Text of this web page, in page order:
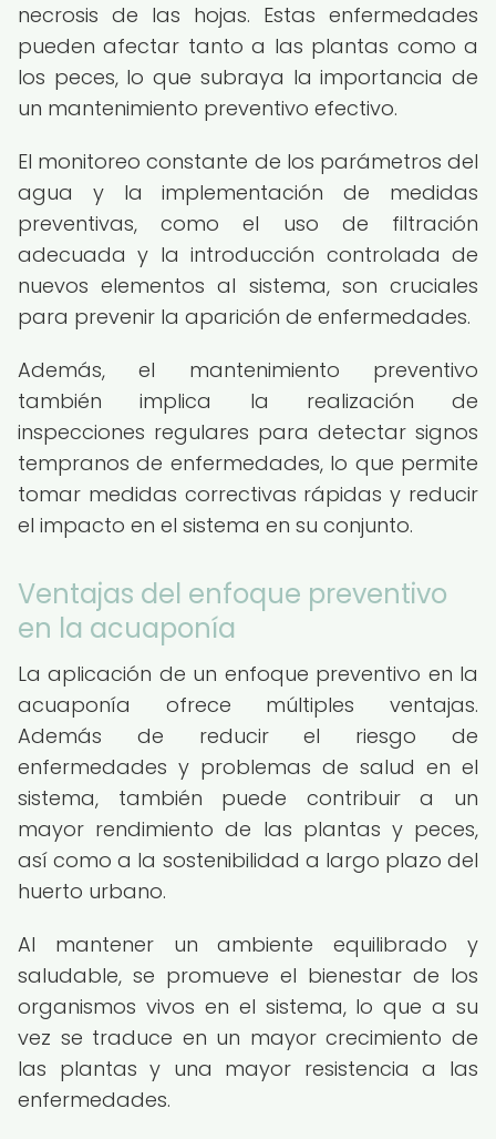
necrosis de las hojas. Estas enfermedades
pueden afectar tanto a las plantas como a
los peces, lo que subraya la importancia de
un mantenimiento preventivo efectivo.
El monitoreo constante de los parámetros del
agua y la implementación de medidas
preventivas, como el uso de filtración
adecuada y la introducción controlada de
nuevos elementos al sistema, son cruciales
para prevenir la aparición de enfermedades.
Además, el mantenimiento preventivo
también implica la realización de
inspecciones regulares para detectar signos
tempranos de enfermedades, lo que permite
tomar medidas correctivas rápidas y reducir
el impacto en el sistema en su conjunto.
Ventajas del enfoque preventivo
en la acuaponía
La aplicación de un enfoque preventivo en la
acuaponía ofrece múltiples ventajas.
Además de reducir el riesgo de
enfermedades y problemas de salud en el
sistema, también puede contribuir a un
mayor rendimiento de las plantas y peces,
así como a la sostenibilidad a largo plazo del
huerto urbano.
Al mantener un ambiente equilibrado y
saludable, se promueve el bienestar de los
organismos vivos en el sistema, lo que a su
vez se traduce en un mayor crecimiento de
las plantas y una mayor resistencia a las
enfermedades.